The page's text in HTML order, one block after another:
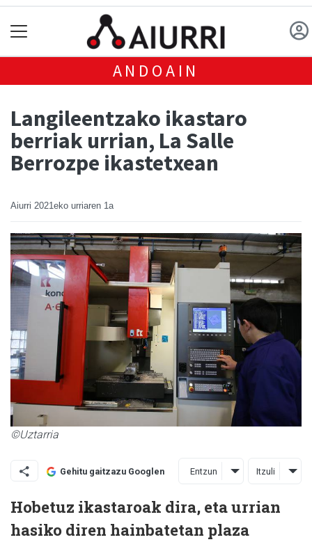
ANDOAIN
Langileentzako ikastaro
berriak urrian, La Salle
Berrozpe ikastetxean
Aiurri 2021eko urriaren 1a
©Uztarria
Gehitu gaitzazu Googlen Entzun Itzuli
Hobetuz ikastaroak dira, eta urrian
hasiko diren hainbatetan plaza